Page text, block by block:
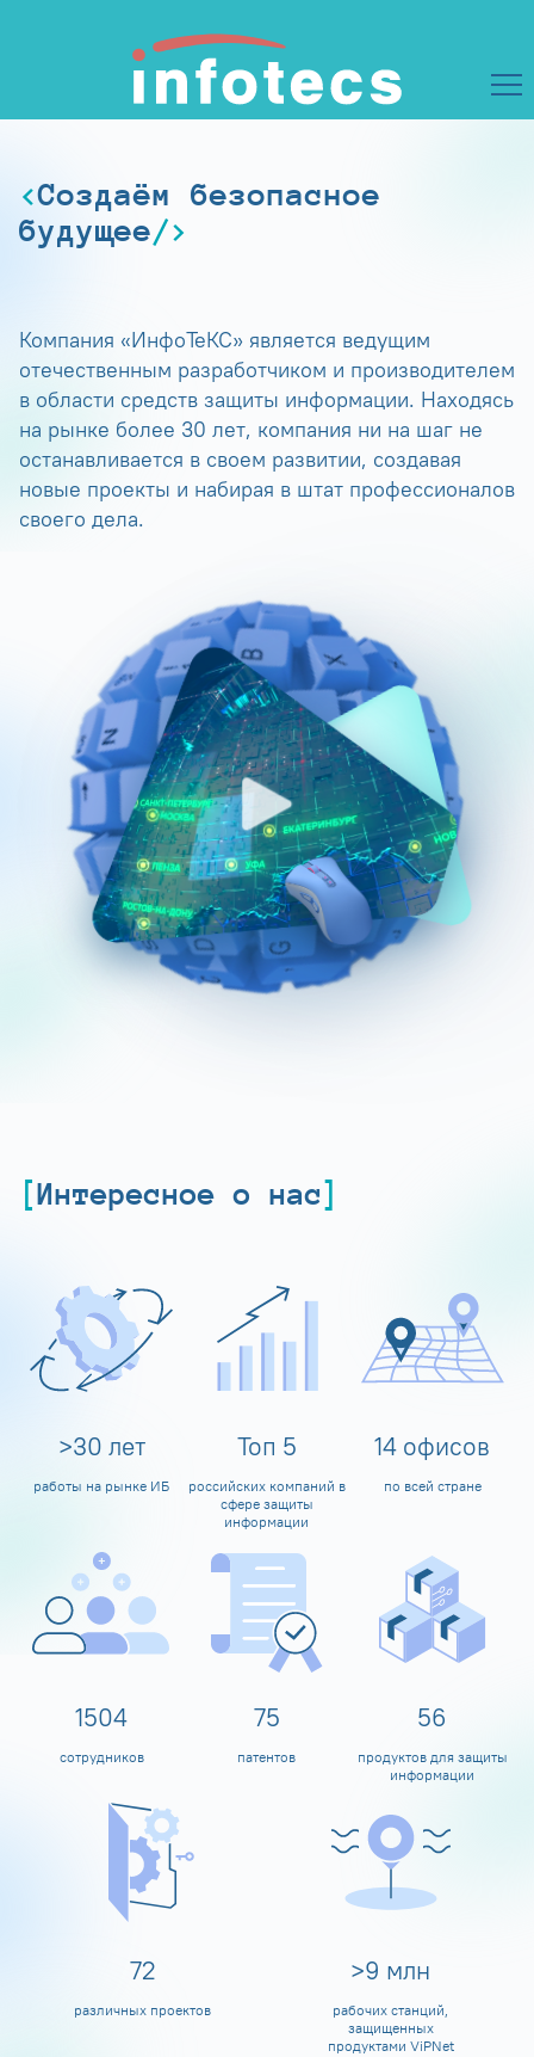
Создаём безопасное
будущее
Компания «ИнфоТеКС» является ведущим
отечественным разработчиком и производителем
в области средств защиты информации. Находясь
на рынке более 30 лет, компания ни на шаг не
останавливается в своем развитии, создавая
новые проекты и набирая в штат профессионалов
своего дела.
Интересное о нас
>30 лет
работы на рынке ИБ
Топ 5
российских компаний в
сфере защиты
информации
14 офисов
по всей стране
1599
сотрудников
80
патентов
60
продуктов для защиты
информации
80
различных проектов
>10 млн
рабочих станций,
защищенных
продуктами ViPNet